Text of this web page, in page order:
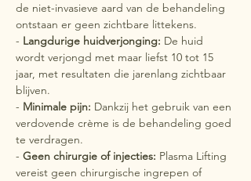
de niet-invasieve aard van de behandeling
ontstaan er geen zichtbare littekens.
- Langdurige huidverjonging: De huid
wordt verjongd met maar liefst 10 tot 15
jaar, met resultaten die jarenlang zichtbaar
blijven.
- Minimale pijn: Dankzij het gebruik van een
verdovende crème is de behandeling goed
te verdragen.
- Geen chirurgie of injecties: Plasma Lifting
vereist geen chirurgische ingrepen of